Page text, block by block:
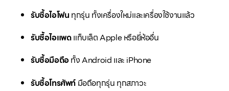
รับซื้อไอโฟน ทุกรุ่น ทั้งเครื่องใหม่และเครื่องใช้งานแล้ว
รับซื้อไอแพดแท็บเล็ต Apple หรือยี่ห้ออื่น
รับซื้อมือถือทั้ง Android และ iPhone
รับซื้อโทรศัพท์ มือถือทุกรุ่น ทุกสภาวะ